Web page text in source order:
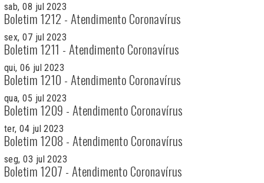
sab, 08 jul 2023
Boletim 1212 - Atendimento Coronavírus
sex, 07 jul 2023
Boletim 1211 - Atendimento Coronavírus
qui, 06 jul 2023
Boletim 1210 - Atendimento Coronavírus
qua, 05 jul 2023
Boletim 1209 - Atendimento Coronavírus
ter, 04 jul 2023
Boletim 1208 - Atendimento Coronavírus
seg, 03 jul 2023
Boletim 1207 - Atendimento Coronavírus